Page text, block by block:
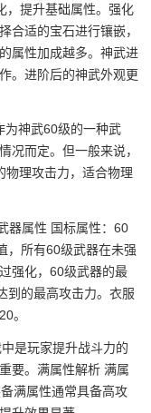
，提升基础属性。强化
合适的宝石进行镶嵌，
属性加成越多。神武进
。进阶后的神武外观更
为神武60级的一种武
况而定。但一般来说，
物理攻击力，适合物理
器属性 国标属性：60
，所有60级武器在未强
强化，60级武器的最
到的最高攻击力。衣服
。
是玩家提升战斗力的
要。满属性解析 满属
满属性通常具备高攻